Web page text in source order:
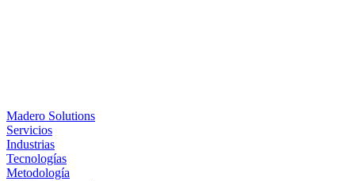
Madero Solutions
Servicios
Industrias
Tecnologías
Metodología